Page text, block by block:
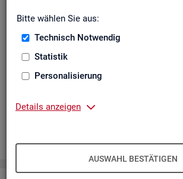
Bitte wählen Sie aus:
Technisch Notwendig
Statistik
Personalisierung
Details anzeigen
AUSWAHL BESTÄTIGEN
er